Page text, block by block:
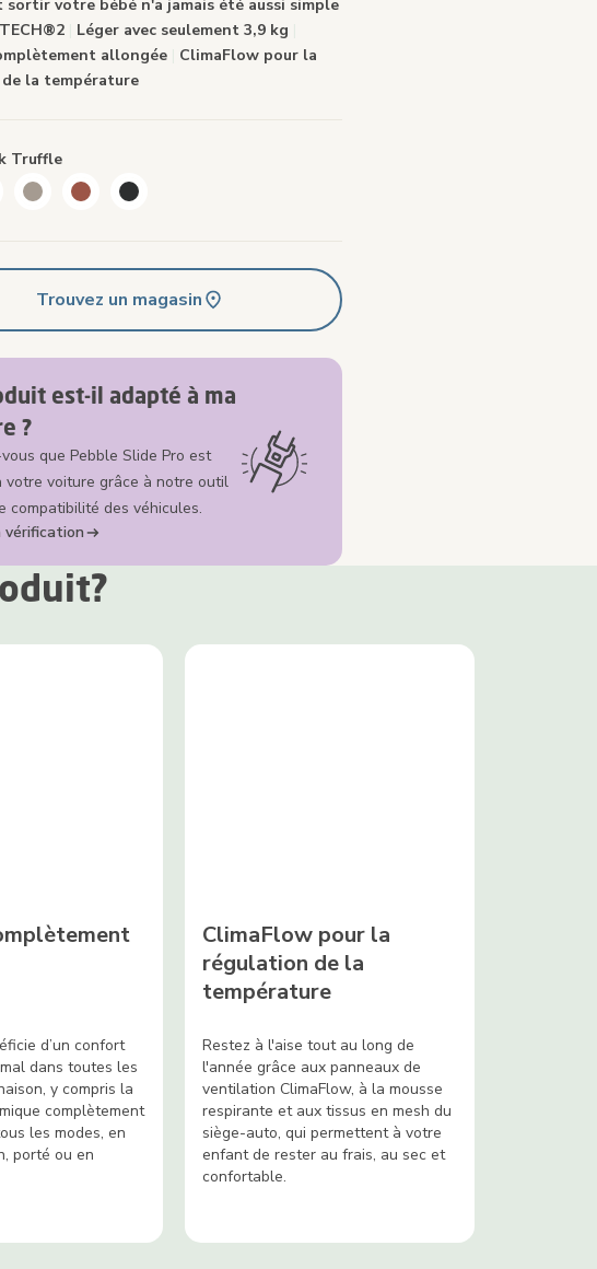
page.
votre bébé n'a jamais été aussi simple
Léger avec seulement 3,9 kg
allongée
ClimaFlow pour la
la température
Truffle
Trouvez un magasin
est-il adapté à ma
?
que Pebble Slide Pro est
votre voiture grâce à notre outil
compatibilité des véhicules.
vérification
d’un confort
dans toutes les
y compris la
complètement
les modes, en
porté ou en
ClimaFlow pour la
régulation de la
température
Restez à l'aise tout au long de
l'année grâce aux panneaux de
ventilation ClimaFlow, à la mousse
respirante et aux tissus en mesh du
siège-auto, qui permettent à votre
enfant de rester au frais, au sec et
confortable.